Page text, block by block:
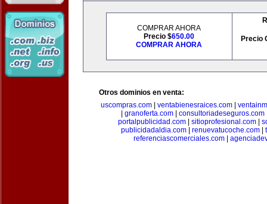
COMPRAR AHORA
Precio $650.00
COMPRAR AHORA
Precio
Otros dominios en venta:
uscompras.com| ventabienesraices.com|
granoferta.com| consultoriadeseguros.com
portalpublicidad.com
sitioprofesional.com
publicidadaldia.com| renuevatucoche.com|
referenciascomerciales.com